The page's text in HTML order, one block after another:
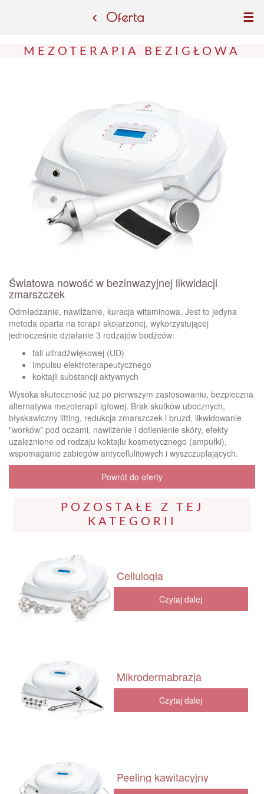
Oferta ☰
MEZOTERAPIA BEZIGŁOWA
Światowa nowość w bezinwazyjnej likwidacji
zmarszczek
Odmładzanie, nawilżanie, kuracja witaminowa. Jest to jedyna
metoda oparta na terapii skojarzonej, wykorzystującej
jednocześnie działanie 3 rodzajów bodźców:
fali ultradźwiękowej (UD)
impulsu elektroterapeutycznego
koktajli substancji aktywnych
Wysoka skuteczność już po pierwszym zastosowaniu, bezpieczna
alternatywa mezoterapii igłowej. Brak skutków ubocznych,
błyskawiczny lifting, redukcja zmarszczek i bruzd, likwidowanie
"worków" pod oczami, nawilżenie i dotlenienie skóry, efekty
uzależnione od rodzaju koktajlu kosmetycznego (ampułki),
wspomaganie zabiegów antycellulitowych i wyszczuplających.
Powrót do oferty
POZOSTAŁE Z TEJ
KATEGORII
Cellulogia
Czytaj dalej
Mikrodermabrazja
Czytaj dalej
Peeling kawitacyjny